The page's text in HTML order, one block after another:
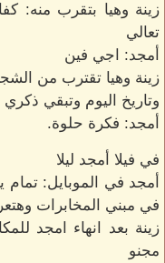
زينة وهيا بتقرب منه:
تعالي
أمجد: اجي فين
زينة وهيا تقترب من
وتاريخ اليوم وتبقي ذكري
أمجد: فكرة حلوة.
في فيلا أمجد ليلا
أمجد في الموبايل:
في مبني المخابرات
زينة بعد انهاء امجد
مجنو